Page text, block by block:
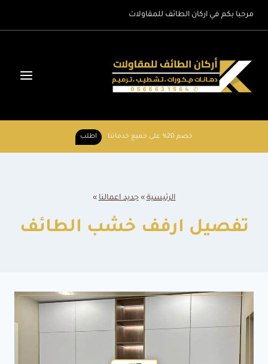
مرحبا بكم في اركان الطائف للمقاولات
خصم 20% على جميع خدماتنا اطلب
الرئيسية »جديد اعمالنا »
تفصيل ارفف خشب الطائف